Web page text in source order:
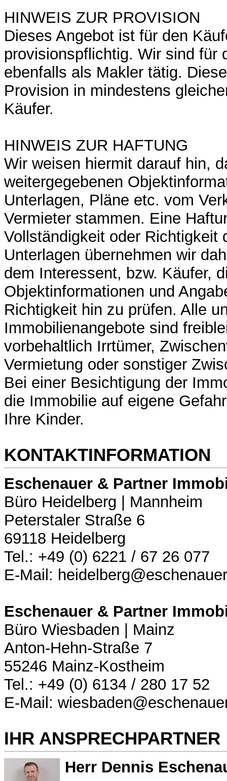
HINWEIS ZUR PROVISION
Dieses Angebot ist für den
provisionspflichtig. Wir sind für
ebenfalls als Makler tätig.
Provision in mindestens
Käufer.
HINWEIS ZUR HAFTUNG
Wir weisen hiermit darauf hin,
weitergegebenen
Unterlagen, Pläne etc. vom
Vermieter stammen. Eine
Vollständigkeit oder Richtigkeit
Unterlagen übernehmen wir
dem Interessent, bzw. Käufer,
Objektinformationen und
Richtigkeit hin zu prüfen. Alle
Immobilienangebote sind
vorbehaltlich Irrtümer,
Vermietung oder sonstiger
Bei einer Besichtigung der
die Immobilie auf eigene
Ihre Kinder.
KONTAKTINFORMATION
Eschenauer & Partner
Büro Heidelberg | Mannheim
Peterstaler Straße 6
69118 Heidelberg
Tel.: +49 (0) 6221 / 67 26 077
E-Mail:
Eschenauer & Partner
Büro Wiesbaden | Mainz
Anton-Hehn-Straße 7
55246 Mainz-Kostheim
Tel.: +49 (0) 6134 / 280 17 52
E-Mail:
IHR ANSPRECHPARTNER
Herr Dennis